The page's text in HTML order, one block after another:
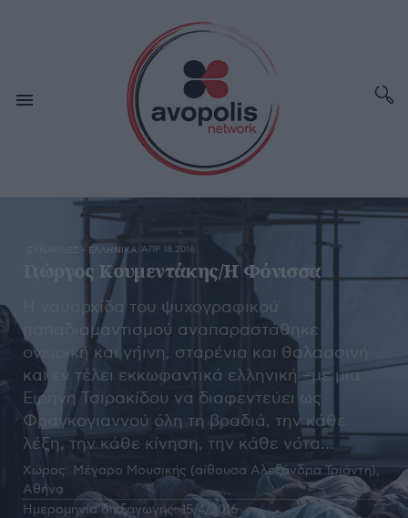
ΣΥΝΑΥΛΙΕΣ - ΕΛΛΗΝΙΚΑ ΑΠΡ 18,2016
Γιώργος Κουμεντάκης/Η Φόνισσα
Η ναυαρχίδα του ψυχογραφικού
παπαδιαμαντισμού αναπαραστάθηκε
ονειρική και γήινη, σταρένια και θαλασσινή
και εν τέλει εκκωφαντικά ελληνική –με μια
Ειρήνη Τσιρακίδου να διαφεντεύει ως
Φραγκογιαννού όλη τη βραδιά, την κάθε
λέξη, την κάθε κίνηση, την κάθε νότα...
Χώρος: Μέγαρο Μουσικής (αίθουσα Αλεξάνδρα Τριάντη),
Αθήνα
Ημερομηνία διεξαγωγής: 15/4/2016